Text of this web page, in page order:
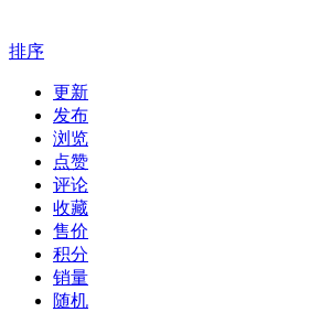
排序
更新
发布
浏览
点赞
评论
收藏
售价
积分
销量
随机